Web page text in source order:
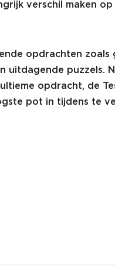
verschil maken
opdrachten zoals
uitdagende puzzels.
opdracht, de
pot in tijdens te